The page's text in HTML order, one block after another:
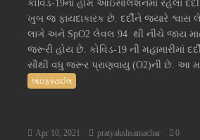
કોવિડ-19ના હોમ આઇસોલેશનમાં રહેલા
ખુબ જ ફાયદાકારક છે. દર્દીને જ્યારે શ્વાસ
લાગે અને SpO2 લેવલ 94 થી નીચે જાય
જરૂરી હોય છે. કોવિડ-19 ની મહામારીમાં
સૌથી વધુ જરૂર પ્રાણવાયુ (O2)ની છે. આ
લાઇફસ્ટાઈલ
Apr 10, 2021 pratyakshsamachar 0